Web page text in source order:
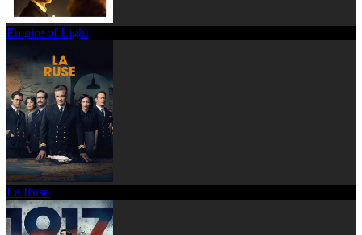
Empire of Light
La Ruse